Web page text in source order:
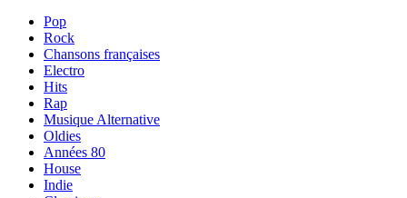
Pop
Rock
Chansons françaises
Electro
Hits
Rap
Musique Alternative
Oldies
Années 80
House
Indie